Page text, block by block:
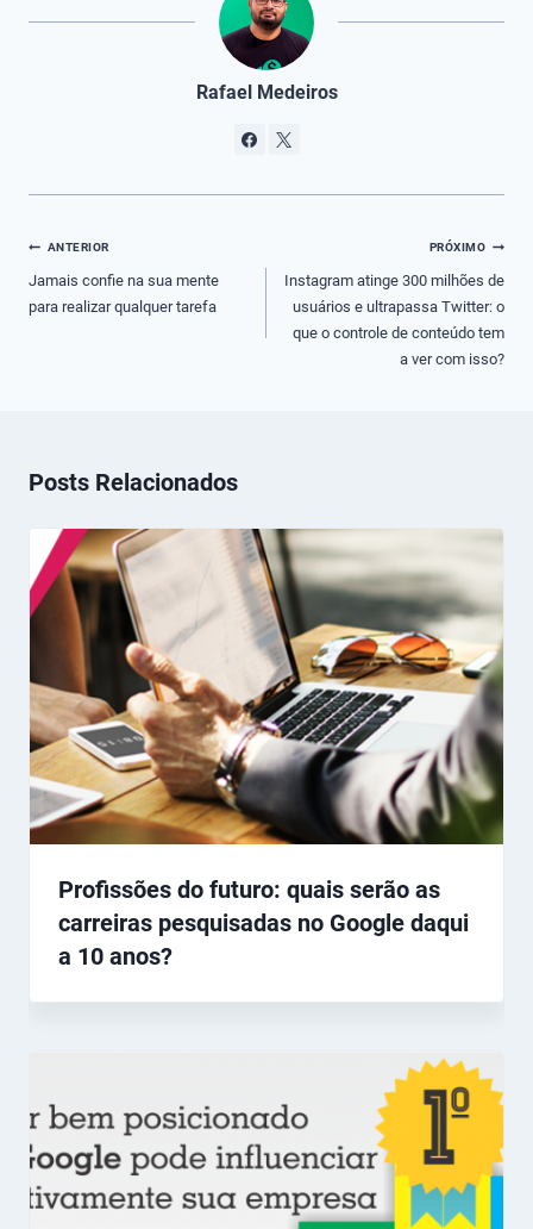
Rafael Medeiros
Navegação
de
Post
ANTERIOR
Jamais confie na sua mente
para realizar qualquer tarefa
PRÓXIMO
Instagram atinge 300 milhões de
usuários e ultrapassa Twitter: o
que o controle de conteúdo tem
a ver com isso?
Posts Relacionados
Profissões do futuro: quais serão as
carreiras pesquisadas no Google daqui
a 10 anos?